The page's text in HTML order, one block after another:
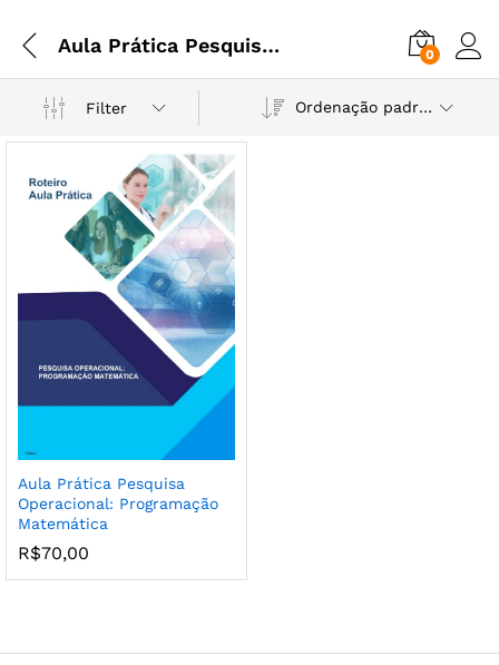
Aula Prática Pesquisa Operacional: Programação Matemática 0
Filter Ordenação padrão
Aula Prática Pesquisa
Operacional: Programação
Matemática
R$70,00